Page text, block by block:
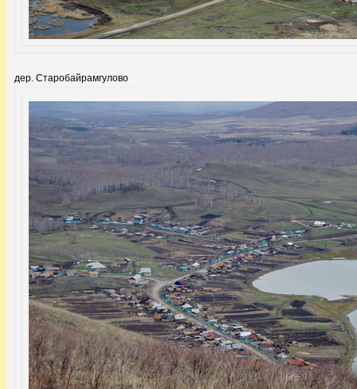
дер. Старобайрамгулово